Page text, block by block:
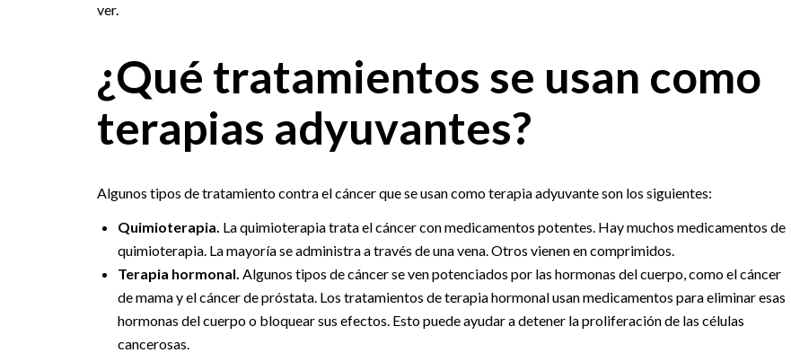
ver.
¿Qué tratamientos se usan como
terapias adyuvantes?
Algunos tipos de tratamiento contra el cáncer que se usan como terapia adyuvante son los siguientes:
Quimioterapia. La quimioterapia trata el cáncer con medicamentos potentes. Hay muchos medicamentos de
quimioterapia. La mayoría se administra a través de una vena. Otros vienen en comprimidos.
Terapia hormonal. Algunos tipos de cáncer se ven potenciados por las hormonas del cuerpo, como el cáncer
de mama y el cáncer de próstata. Los tratamientos de terapia hormonal usan medicamentos para eliminar esas
hormonas del cuerpo o bloquear sus efectos. Esto puede ayudar a detener la proliferación de las células
cancerosas.